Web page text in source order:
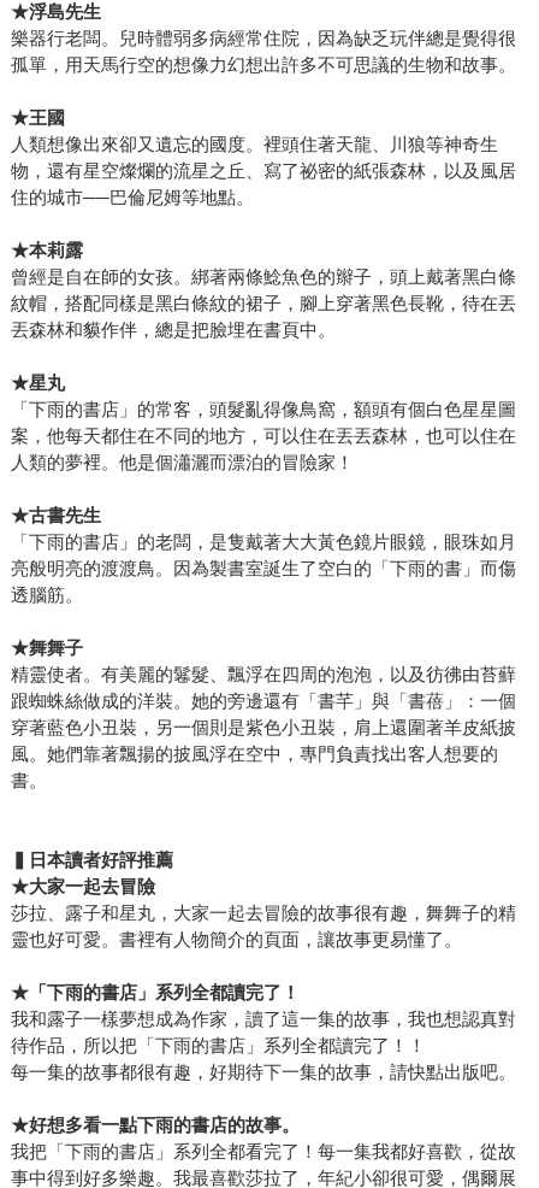
★浮島先生
樂器行老闆。兒時體弱多病經常住院，因為缺乏玩伴總是覺得很
孤單，用天馬行空的想像力幻想出許多不可思議的生物和故事。
★王國
人類想像出來卻又遺忘的國度。裡頭住著天龍、川狼等神奇生
物，還有星空燦爛的流星之丘、寫了祕密的紙張森林，以及風居
住的城市──巴倫尼姆等地點。
★本莉露
曾經是自在師的女孩。綁著兩條鯰魚色的辮子，頭上戴著黑白條
紋帽，搭配同樣是黑白條紋的裙子，腳上穿著黑色長靴，待在丟
丟森林和貘作伴，總是把臉埋在書頁中。
★星丸
「下雨的書店」的常客，頭髮亂得像鳥窩，額頭有個白色星星圖
案，他每天都住在不同的地方，可以住在丟丟森林，也可以住在
人類的夢裡。他是個瀟灑而漂泊的冒險家！
★古書先生
「下雨的書店」的老闆，是隻戴著大大黃色鏡片眼鏡，眼珠如月
亮般明亮的渡渡鳥。因為製書室誕生了空白的「下雨的書」而傷
透腦筋。
★舞舞子
精靈使者。有美麗的鬈髮、飄浮在四周的泡泡，以及彷彿由苔蘚
跟蜘蛛絲做成的洋裝。她的旁邊還有「書芊」與「書蓓」：一個
穿著藍色小丑裝，另一個則是紫色小丑裝，肩上還圍著羊皮紙披
風。她們靠著飄揚的披風浮在空中，專門負責找出客人想要的
書。
▍日本讀者好評推薦
★大家一起去冒險
莎拉、露子和星丸，大家一起去冒險的故事很有趣，舞舞子的精
靈也好可愛。書裡有人物簡介的頁面，讓故事更易懂了。
★「下雨的書店」系列全都讀完了！
我和露子一樣夢想成為作家，讀了這一集的故事，我也想認真對
待作品，所以把「下雨的書店」系列全都讀完了！！
每一集的故事都很有趣，好期待下一集的故事，請快點出版吧。
★好想多看一點下雨的書店的故事。
我把「下雨的書店」系列全都看完了！每一集我都好喜歡，從故
事中得到好多樂趣。我最喜歡莎拉了，年紀小卻很可愛，偶爾展